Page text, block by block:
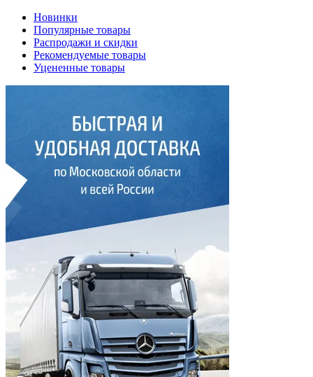
Новинки
Популярные товары
Распродажи и скидки
Рекомендуемые товары
Уцененные товары